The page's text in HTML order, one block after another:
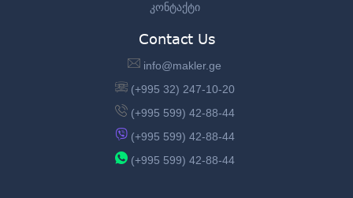
კონტაქტი
Contact Us
info@makler.ge
(+995 32) 247-10-20
(+995 599) 42-88-44
(+995 599) 42-88-44
(+995 599) 42-88-44